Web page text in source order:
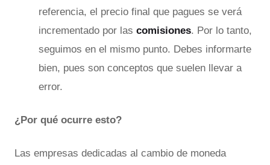
referencia, el precio final que pagues se verá
incrementado por las comisiones. Por lo tanto,
seguimos en el mismo punto. Debes informarte
bien, pues son conceptos que suelen llevar a
error.
¿Por qué ocurre esto?
Las empresas dedicadas al cambio de moneda